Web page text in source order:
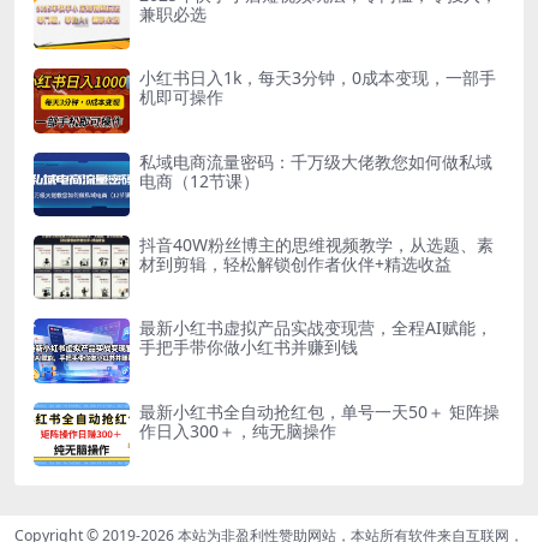
兼职必选
小红书日入1k，每天3分钟，0成本变现，一部手
机即可操作
私域电商流量密码：千万级大佬教您如何做私域
电商（12节课）
抖音40W粉丝博主的思维视频教学，从选题、素
材到剪辑，轻松解锁创作者伙伴+精选收益
最新小红书虚拟产品实战变现营，全程AI赋能，
手把手带你做小红书并赚到钱
最新小红书全自动抢红包，单号一天50＋ 矩阵操
作日入300＋，纯无脑操作
Copyright © 2019-2026本站为非盈利性赞助网站，本站所有软件来自互联网，